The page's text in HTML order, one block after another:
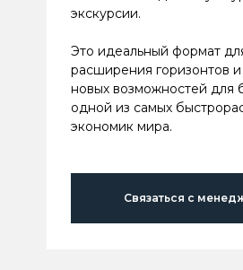
экскурсии.
Это идеальный формат
расширения горизонтов
новых возможностей для
одной из самых
экономик мира.
Связаться с